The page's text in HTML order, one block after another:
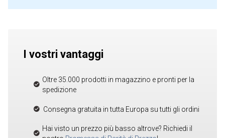
I vostri vantaggi
Oltre 35.000 prodotti in magazzino e pronti per la
spedizione
Consegna gratuita in tutta Europa su tutti gli ordini
Hai visto un prezzo più basso altrove? Richiedi il